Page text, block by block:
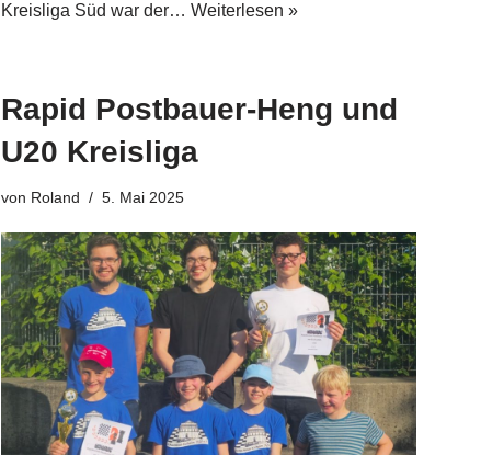
Kreisliga Süd war der… Weiterlesen »
Rapid Postbauer-Heng und
U20 Kreisliga
von Roland 5. Mai 2025